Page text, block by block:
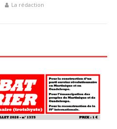
La rédaction